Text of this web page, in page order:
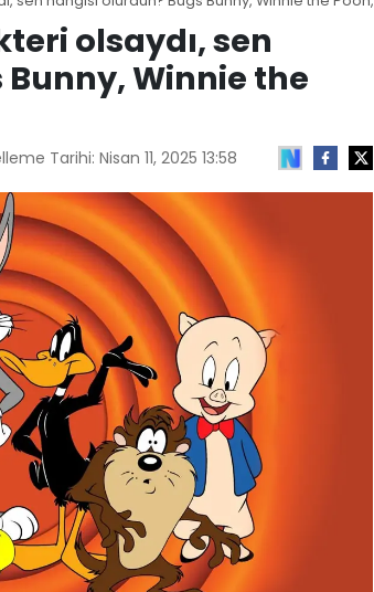
olsaydı, sen
Winnie the
Tarihi: Nisan 11, 2025 13:58